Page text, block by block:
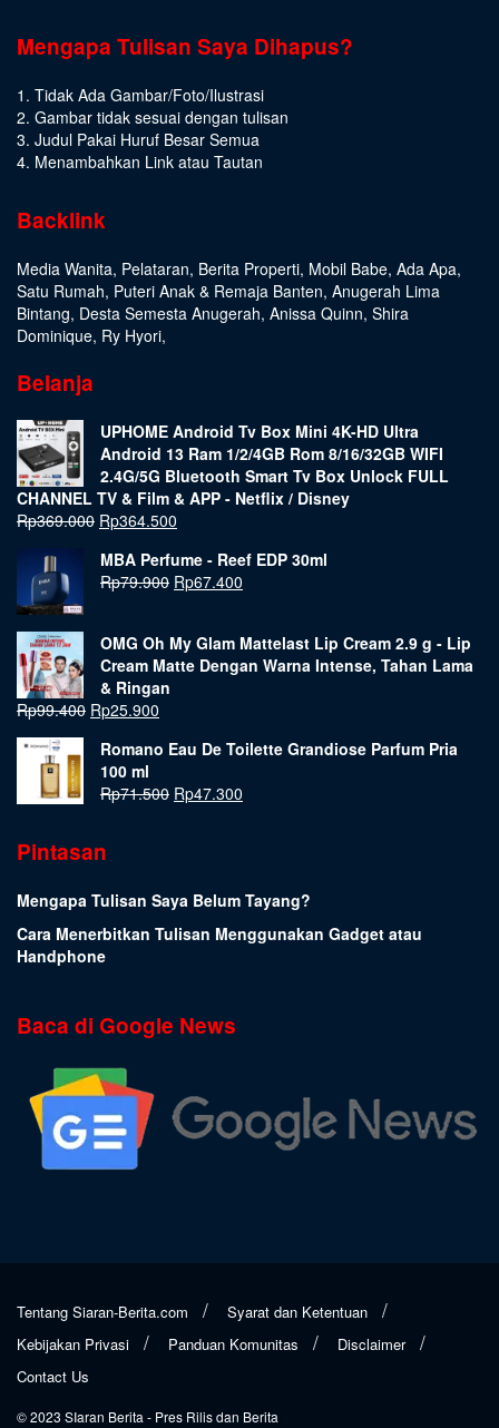
Mengapa Tulisan Saya Dihapus?
1. Tidak Ada Gambar/Foto/Ilustrasi
2. Gambar tidak sesuai dengan tulisan
3. Judul Pakai Huruf Besar Semua
4. Menambahkan Link atau Tautan
Backlink
Media Wanita, Pelataran, Berita Properti, Mobil Babe, Ada Apa,
Satu Rumah, Puteri Anak & Remaja Banten, Anugerah Lima
Bintang, Desta Semesta Anugerah, Anissa Quinn, Shira
Dominique, Ry Hyori,
Belanja
UPHOME Android Tv Box Mini 4K-HD Ultra
Android 13 Ram 1/2/4GB Rom 8/16/32GB WIFI
2.4G/5G Bluetooth Smart Tv Box Unlock FULL
CHANNEL TV & Film & APP - Netflix / Disney
Rp369.000 Rp364.500
MBA Perfume - Reef EDP 30ml
Rp79.900 Rp67.400
OMG Oh My Glam Mattelast Lip Cream 2.9 g - Lip
Cream Matte Dengan Warna Intense, Tahan Lama
& Ringan
Rp99.400 Rp25.900
Romano Eau De Toilette Grandiose Parfum Pria
100 ml
Rp71.500 Rp47.300
Pintasan
Mengapa Tulisan Saya Belum Tayang?
Cara Menerbitkan Tulisan Menggunakan Gadget atau
Handphone
Baca di Google News
Tentang Siaran-Berita.com
Syarat dan Ketentuan
Kebijakan Privasi
Panduan Komunitas
Disclaimer
Contact Us
© 2023 SIaran Berita - Pres Rilis dan Berita